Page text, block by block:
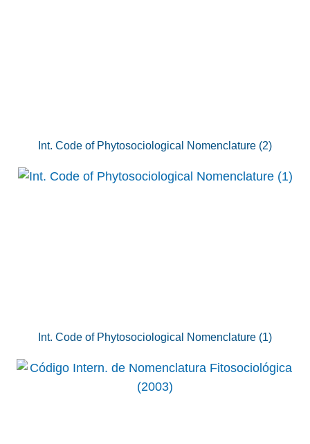
Int. Code of Phytosociological Nomenclature (2)
Int. Code of Phytosociological Nomenclature (1)